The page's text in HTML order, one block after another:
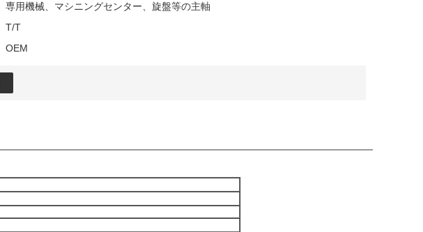
専用機械、マシニングセンター、旋盤等の主軸
T/T
OEM